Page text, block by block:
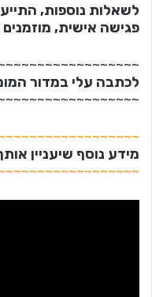
לשאלות נוספות,
פגישה אישית, מוזמנים
לכתבה עלי במדור
מידע נוסף שיעניין